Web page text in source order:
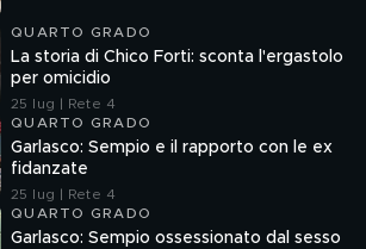
QUARTO GRADO
La storia di Chico Forti: sconta l'ergastolo
per omicidio
25 lug | Rete 4
QUARTO GRADO
Garlasco: Sempio e il rapporto con le ex
fidanzate
25 lug | Rete 4
QUARTO GRADO
Garlasco: Sempio ossessionato dal sesso